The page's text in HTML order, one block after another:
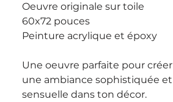
Oeuvre originale sur toile
60x72 pouces
Peinture acrylique et époxy
Une oeuvre parfaite pour créer
une ambiance sophistiquée et
sensuelle dans ton décor.